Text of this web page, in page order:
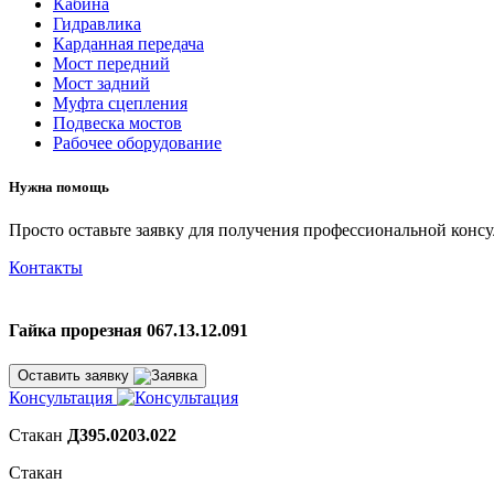
Кабина
Гидравлика
Карданная передача
Мост передний
Мост задний
Муфта сцепления
Подвеска мостов
Рабочее оборудование
Нужна помощь
Просто оставьте заявку для получения профессиональной
Контакты
Гайка прорезная 067.13.12.091
Оставить заявку
Консультация
Стакан Д395.0203.022
Стакан